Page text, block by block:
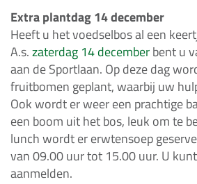
Extra plantdag 14 december
Heeft u het voedselbos al een
A.s.zaterdag 14 decemberbent u
aan de Sportlaan. Op deze dag
fruitbomen geplant, waarbij uw
Ook wordt er weer een prachtige
een boom uit het bos, leuk om te
lunch wordt er erwtensoep
van 09.00 uur tot 15.00 uur. U
aanmelden.